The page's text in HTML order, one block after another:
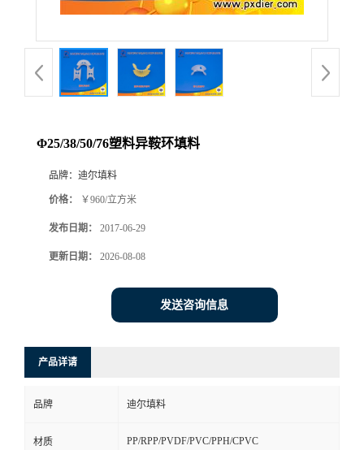
Φ25/38/50/76塑料异鞍环填料
品牌： 迪尔填料
价格： ￥960/立方米
发布日期： 2017-06-29
更新日期： 2026-08-08
发送咨询信息
产品详请
品牌 迪尔填料
材质 PP/RPP/PVDF/PVC/PPH/CPVC